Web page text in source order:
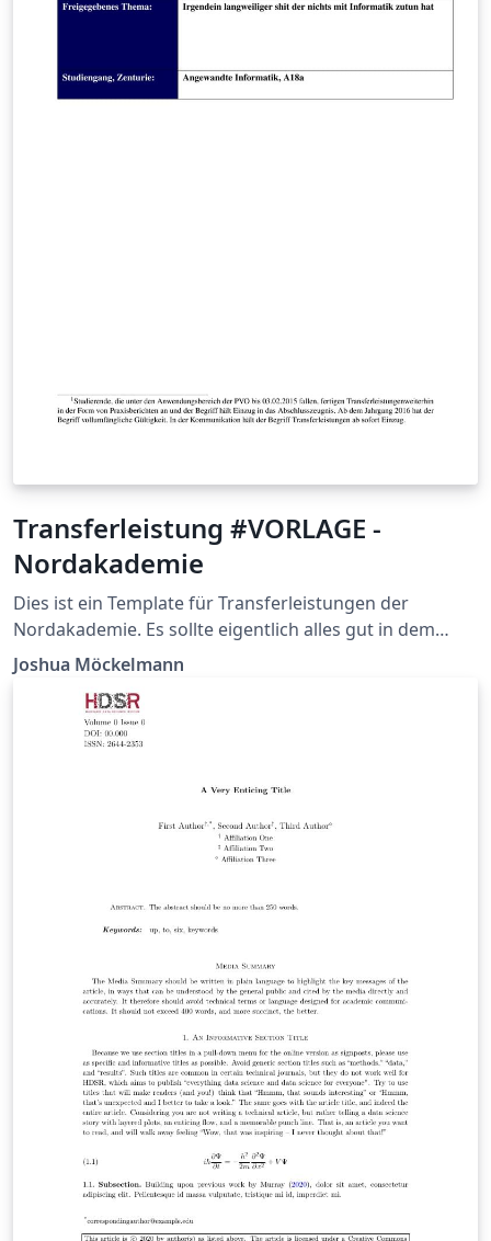
Transferleistung #VORLAGE -
Nordakademie
Dies ist ein Template für Transferleistungen der
Nordakademie. Es sollte eigentlich alles gut in dem
Dokument erklärt werden, so dass ein leichter Einstieg
in die Welt von LaTeX ermöglicht wird.
Joshua Möckelmann